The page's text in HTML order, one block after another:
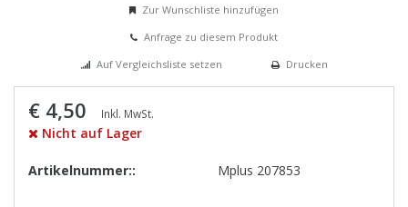
Zur Wunschliste hinzufügen
Anfrage zu diesem Produkt
Auf Vergleichsliste setzen
Drucken
€ 4,50 Inkl. MwSt.
Nicht auf Lager
Artikelnummer:: Mplus 207853